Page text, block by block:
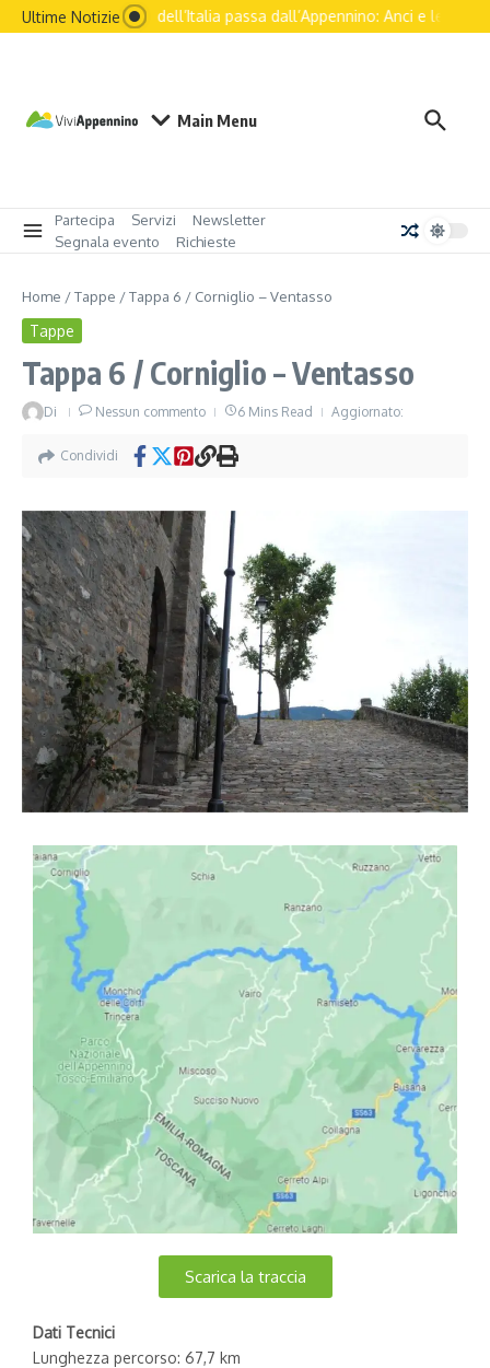
Ultime NotizieIl futuro dell’Italia passa dall’Appennino: Anci e le
Main Menu
Partecipa Servizi
Newsletter
Segnala evento
Richieste
Home /Tappe /Tappa 6 / Corniglio – Ventasso
Tappe
Tappa 6 / Corniglio – Ventasso
Di Nessun commento 6 Mins Read Aggiornato:
Condividi
Scarica la traccia
Dati Tecnici
Lunghezza percorso: 67,7 km